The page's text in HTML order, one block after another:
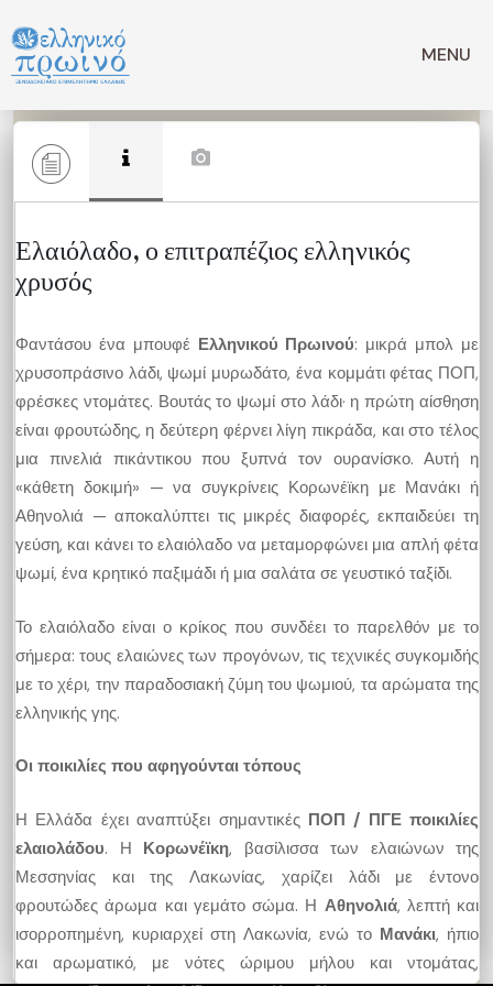
σε
περιεχόμενο
MENU
Ελαιόλαδο, ο επιτραπέζιος ελληνικός
χρυσός
Φαντάσου ένα μπουφέ Ελληνικού Πρωινού: μικρά μπολ με
χρυσοπράσινο λάδι, ψωμί μυρωδάτο, ένα κομμάτι φέτας ΠΟΠ,
φρέσκες ντομάτες. Βουτάς το ψωμί στο λάδι· η πρώτη αίσθηση
είναι φρουτώδης, η δεύτερη φέρνει λίγη πικράδα, και στο τέλος
μια πινελιά πικάντικου που ξυπνά τον ουρανίσκο. Αυτή η
«κάθετη δοκιμή» — να συγκρίνεις Κορωνέϊκη με Μανάκι ή
Αθηνολιά — αποκαλύπτει τις μικρές διαφορές, εκπαιδεύει τη
γεύση, και κάνει το ελαιόλαδο να μεταμορφώνει μια απλή φέτα
ψωμί, ένα κρητικό παξιμάδι ή μια σαλάτα σε γευστικό ταξίδι.
Το ελαιόλαδο είναι ο κρίκος που συνδέει το παρελθόν με το
σήμερα: τους ελαιώνες των προγόνων, τις τεχνικές συγκομιδής
με το χέρι, την παραδοσιακή ζύμη του ψωμιού, τα αρώματα της
ελληνικής γης.
Οι ποικιλίες που αφηγούνται τόπους
Η Ελλάδα έχει αναπτύξει σημαντικές ΠΟΠ / ΠΓΕ ποικιλίες
ελαιολάδου. Η Κορωνέϊκη, βασίλισσα των ελαιώνων της
Μεσσηνίας και της Λακωνίας, χαρίζει λάδι με έντονο
φρουτώδες άρωμα και γεμάτο σώμα. Η Αθηνολιά, λεπτή και
ισορροπημένη, κυριαρχεί στη Λακωνία, ενώ το Μανάκι, ήπιο
και αρωματικό, με νότες ώριμου μήλου και ντομάτας,